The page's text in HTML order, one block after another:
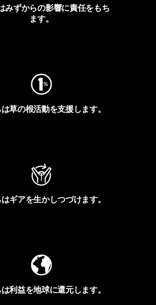
みずからの影響に責任をもち
ます。
草の根活動を支援します。
ギアを生かしつづけます。
利益を地球に還元します。